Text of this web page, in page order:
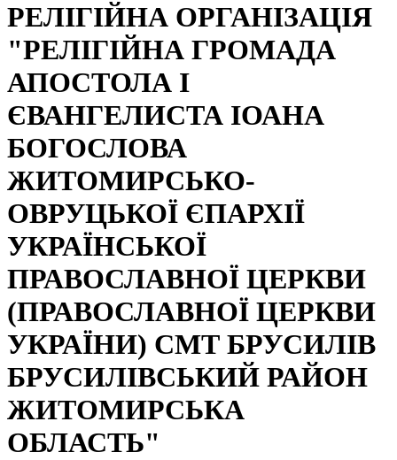
РЕЛІГІЙНА ОРГАНІЗАЦІЯ
"РЕЛІГІЙНА ГРОМАДА
АПОСТОЛА І
ЄВАНГЕЛИСТА ІОАНА
БОГОСЛОВА
ЖИТОМИРСЬКО-
ОВРУЦЬКОЇ ЄПАРХІЇ
УКРАЇНСЬКОЇ
ПРАВОСЛАВНОЇ ЦЕРКВИ
(ПРАВОСЛАВНОЇ ЦЕРКВИ
УКРАЇНИ) СМТ БРУСИЛІВ
БРУСИЛІВСЬКИЙ РАЙОН
ЖИТОМИРСЬКА
ОБЛАСТЬ"